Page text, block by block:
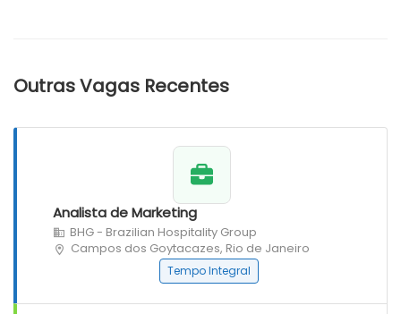
Outras Vagas Recentes
Analista de Marketing
BHG - Brazilian Hospitality Group
Campos dos Goytacazes, Rio de Janeiro
Tempo Integral